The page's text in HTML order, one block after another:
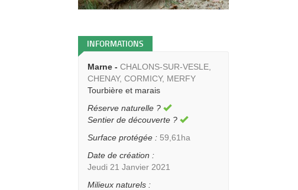
INFORMATIONS
Marne - CHALONS-SUR-VESLE,
CHENAY, CORMICY, MERFY
Tourbière et marais
Réserve naturelle ?
Sentier de découverte ?
Surface protégée : 59,61ha
Date de création :
Jeudi 21 Janvier 2021
Milieux naturels :